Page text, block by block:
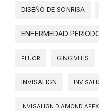
DISEÑO DE SONRISA
ENFERMEDAD
FLÚOR GINGIVITIS
INVISALIGN
INVISALIGN DIAMOND APEX